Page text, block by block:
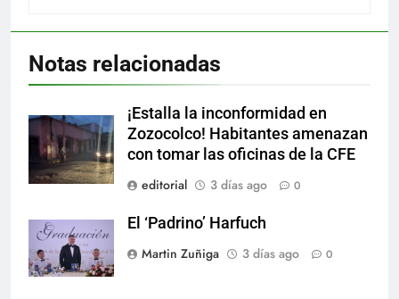
Notas relacionadas
¡Estalla la inconformidad en
Zozocolco! Habitantes amenazan
con tomar las oficinas de la CFE
editorial
3 días ago 0
El ‘Padrino’ Harfuch
Martin Zuñiga
3 días ago 0